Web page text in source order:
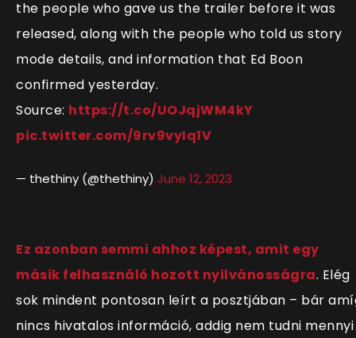
the people who gave us the trailer before it was
released, along with the people who told us story
mode details, and information that Ed Boon
confirmed yesterday.
Source: https://t.co/UOJqjWM4kY
pic.twitter.com/9rv9vyIq1V
— thethiny (@thethiny) June 12, 2023
Ez azonban semmi ahhoz képest, amit egy
másik felhasználó hozott nyilvánosságra. Elég
sok mindent pontosan leírt a posztjában – bár
nincs hivatalos információ, addig nem tudni mennyi